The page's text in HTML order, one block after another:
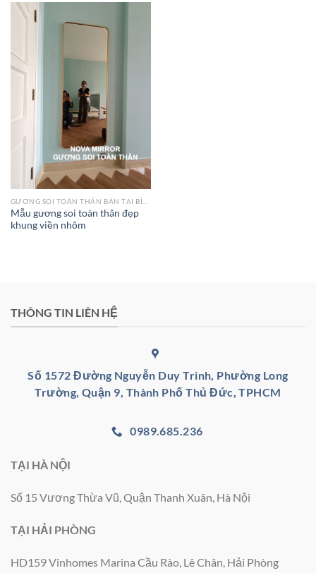
Mẫu gương soi toàn thân đẹp
khung viền nhôm
THÔNG TIN LIÊN HỆ
Số 1572 Đường Nguyễn Duy Trinh, Phường Long
Trường, Quận 9, Thành Phố Thủ Đức, TPHCM
0989.685.236
TẠI HÀ NỘI
Số 15 Vương Thừa Vũ, Quận Thanh Xuân, Hà Nội
TẠI HẢI PHÒNG
HD159 Vinhomes Marina Cầu Rào, Lê Chân, Hải Phòng